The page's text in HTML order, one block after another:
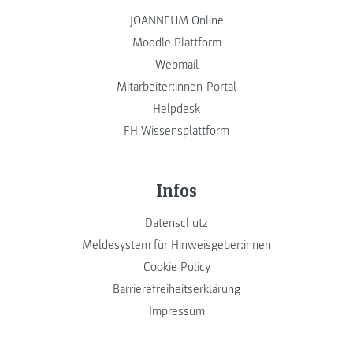
JOANNEUM Online
Moodle Plattform
Webmail
Mitarbeiter:innen-Portal
Helpdesk
FH Wissensplattform
Infos
Datenschutz
Meldesystem für Hinweisgeber:innen
Cookie Policy
Barrierefreiheitserklärung
Impressum